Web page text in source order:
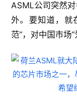
ASML公司突然
外。要知道，就
范”，对中国市场”